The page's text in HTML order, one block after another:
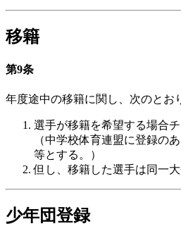
移籍
第9条
年度途中の移籍に関し、次のとお
選手が移籍を希望する場合
（中学校体育連盟に登録の
等とする。）
但し、移籍した選手は同一
少年団登録